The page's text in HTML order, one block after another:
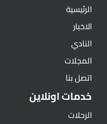
الرئيسية
الاخبار
النادي
المجلات
اتصل بنا
خدمات اونلاين
الرحلات